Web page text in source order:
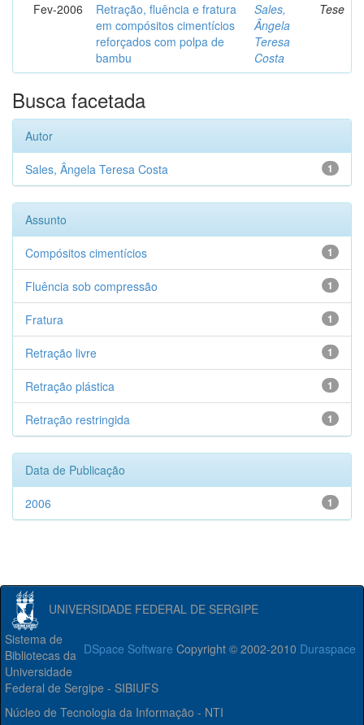
Fev-2006
Retração, fluência e fratura
em compósitos cimentícios
reforçados com polpa de
bambu
Sales,
Ângela
Teresa
Costa
Tese
Busca facetada
Autor
1
Sales, Ângela Teresa Costa
Assunto
1
Compósitos cimentícios
1
Fluência sob compressão
1
Fratura
1
Retração livre
1
Retração plástica
1
Retração restringida
Data de Publicação
1
2006
UNIVERSIDADE FEDERAL DE SERGIPE
DSpace Software Copyright © 2002-2010 Duraspace
Sistema de
Bibliotecas da
Universidade
Federal de Sergipe - SIBIUFS
Núcleo de Tecnologia da Informação - NTI